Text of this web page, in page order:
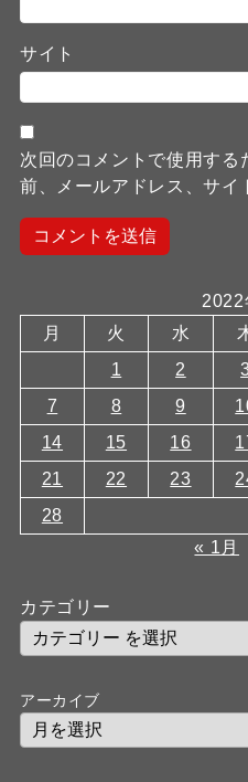
サイト
次回のコメントで使用する
前、メールアドレス、サイ
2022
月
火 水
1
2
7
8 9
14
15 16
21
22 23
28
« 1月
カテゴリー
アーカイブ